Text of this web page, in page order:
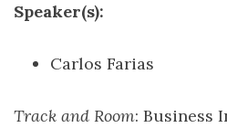
Speaker(s):
Carlos Farias
Track and Room: Business